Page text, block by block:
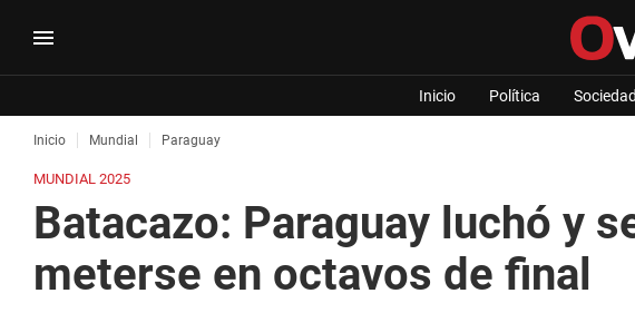
Inicio Política Sociedad
Inicio Mundial Paraguay
MUNDIAL 2025
Batacazo: Paraguay luchó y
meterse en octavos de final